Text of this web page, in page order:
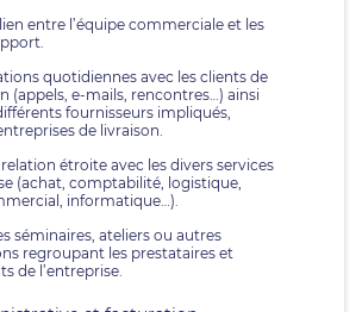
entre l’équipe commerciale et les
quotidiennes avec les clients de
(appels, e-mails, rencontres…) ainsi
fournisseurs impliqués,
de livraison.
étroite avec les divers services
(achat, comptabilité, logistique,
informatique…).
séminaires, ateliers ou autres
regroupant les prestataires et
de l’entreprise.